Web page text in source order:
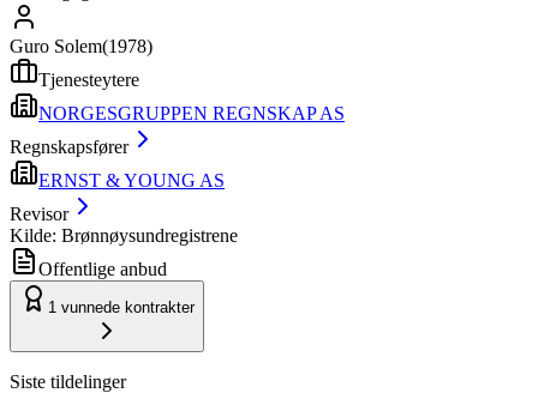
Guro Solem(1978)
Tjenesteytere
NORGESGRUPPEN REGNSKAP AS
Regnskapsfører
ERNST & YOUNG AS
Revisor
Kilde: Brønnøysundregistrene
Offentlige anbud
1 vunnede kontrakter
Siste tildelinger